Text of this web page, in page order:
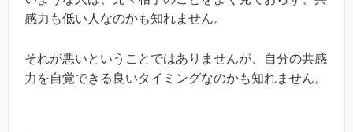
感力も低い人なのかも知れません。
それが悪いということではありませんが、自分の共感
力を自覚できる良いタイミングなのかも知れません。